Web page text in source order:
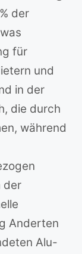
der
für
und
in der
die durch
während
der
Anderten
Alu-